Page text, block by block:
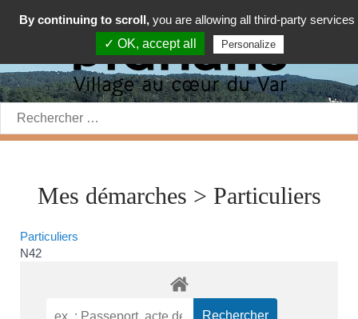
Rechercher:
Mes démarches > Particuliers
Particuliers
N42
By continuing to scroll, you are allowing all third-party services
✓ OK, accept all
Personalize